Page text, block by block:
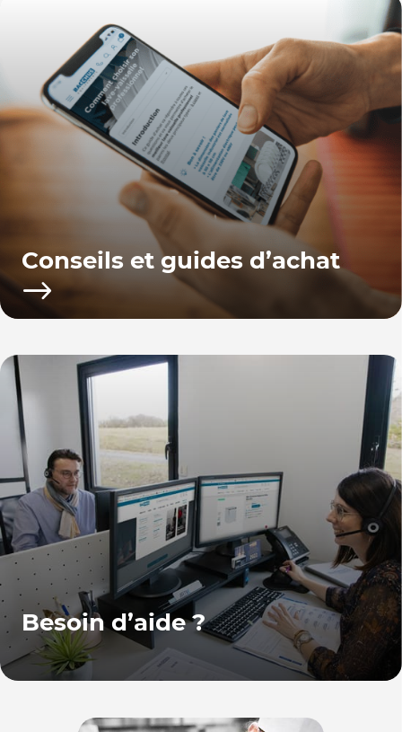
Conseils et guides d’achat
Besoin d’aide ?